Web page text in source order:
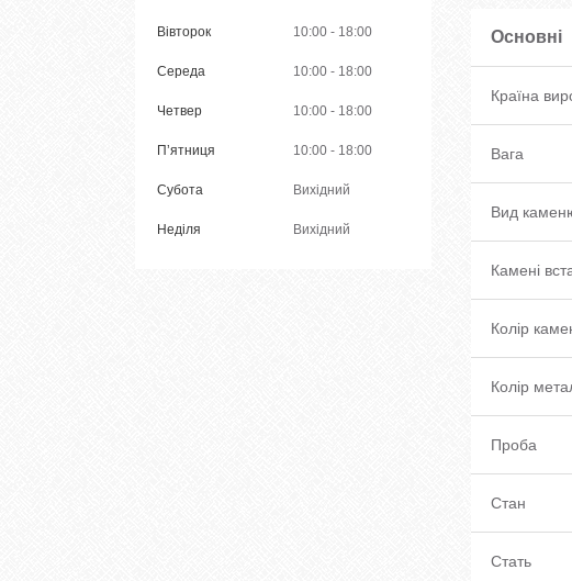
Основні
Країна
Вага
Вид
Камені
Колір
Колір
Проба
Стан
Стать
Вівторок 10:00 18:00
Середа 10:00 18:00
Четвер 10:00 18:00
Пʼятниця 10:00 18:00
Субота Вихідний
Неділя Вихідний